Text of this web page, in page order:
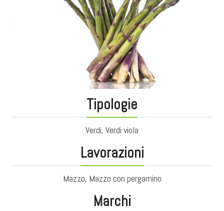
Tipologie
Verdi, Verdi viola
Lavorazioni
Mazzo, Mazzo con pergamino
Marchi